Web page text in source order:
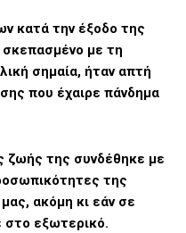
κατά την έξοδο της
με τη
σημαία, ήταν απτή
που έχαιρε πάνδημα
ζωής της συνδέθηκε με
της
ακόμη κι εάν σε
στο εξωτερικό.